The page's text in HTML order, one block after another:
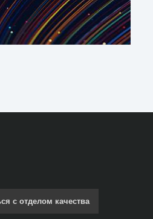
с отделом качества